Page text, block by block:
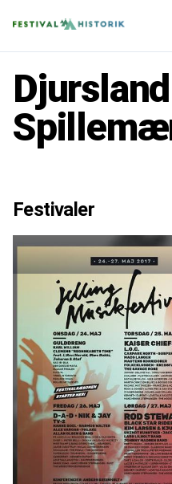
Djursland
Festivaler